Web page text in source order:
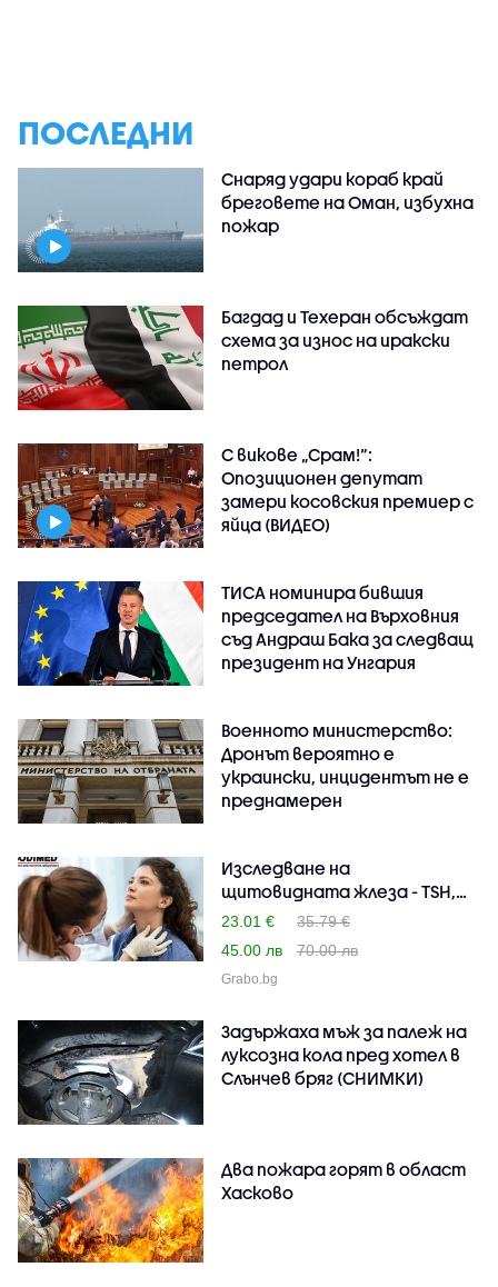
ПОСЛЕДНИ
Снаряд удари кораб край
бреговете на Оман, избухна
пожар
Багдад и Техеран обсъждат
схема за износ на иракски
петрол
С викове „Срам!“:
Опозиционен депутат
замери косовския премиер с
яйца (ВИДЕО)
ТИСА номинира бившия
председател на Върховния
съд Андраш Бака за следващ
президент на Унгария
Военното министерство:
Дронът вероятно е
украински, инцидентът не е
преднамерен
Изследване на
щитовидната жлеза - TSH,
FT3, ..
23.01 €
35.79 €
45.00 лв
70.00 лв
Grabo.bg
Задържаха мъж за палеж на
луксозна кола пред хотел в
Слънчев бряг (СНИМКИ)
Два пожара горят в област
Хасково